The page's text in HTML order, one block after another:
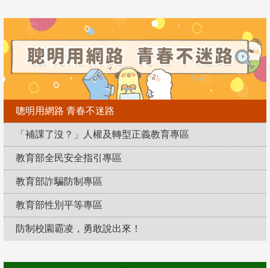
聰明用網路 青春不迷路
「補課了沒？」人權及轉型正義教育專區
教育部全民安全指引專區
教育部詐騙防制專區
教育部性別平等專區
防制校園霸凌，勇敢說出來！